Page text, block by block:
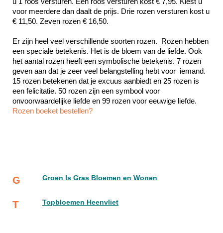
voor meerdere dan daalt de prijs. Drie rozen versturen kost u
€ 11,50. Zeven rozen € 16,50.
Er zijn heel veel verschillende soorten rozen.  Rozen hebben
een speciale betekenis. Het is de bloem van de liefde. Ook
het aantal rozen heeft een symbolische betekenis. 7 rozen
geven aan dat je zeer veel belangstelling hebt voor  iemand.
15 rozen betekenen dat je excuus aanbiedt en 25 rozen is
een felicitatie. 50 rozen zijn een symbool voor
Rozen boeket bestellen?
G Groen Is Gras Bloemen en Wonen
T Topbloemen Heenvliet